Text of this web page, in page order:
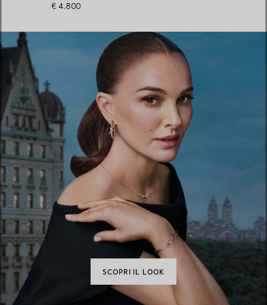
€ 4.800
SCOPRI IL LOOK